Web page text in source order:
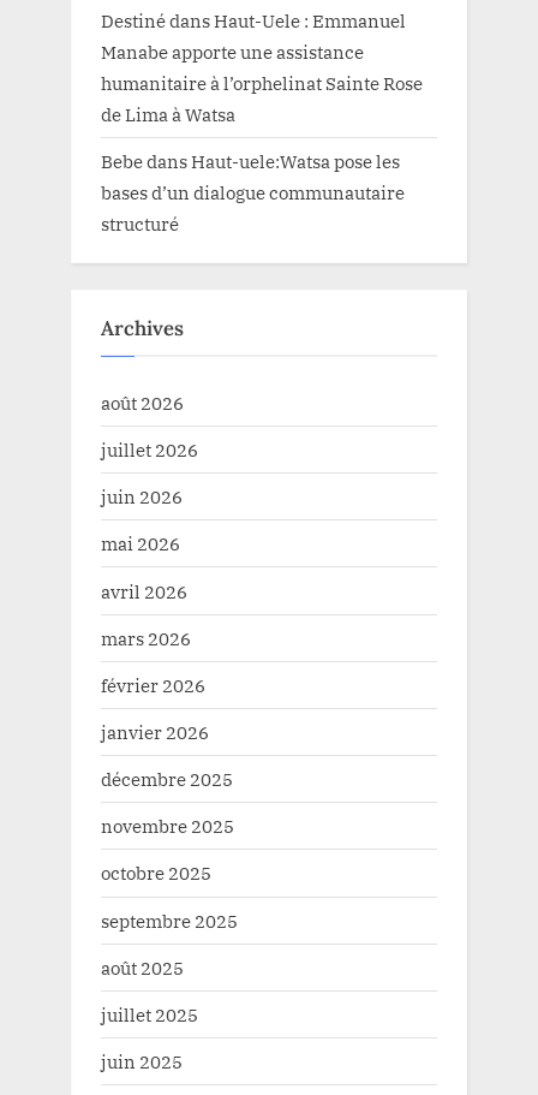
DestinédansHaut-Uele : Emmanuel
Manabe apporte une assistance
humanitaire à l’orphelinat Sainte Rose
de Lima à Watsa
BebedansHaut-uele:Watsa pose les
bases d’un dialogue communautaire
structuré
Archives
août 2026
juillet 2026
juin 2026
mai 2026
avril 2026
mars 2026
février 2026
janvier 2026
décembre 2025
novembre 2025
octobre 2025
septembre 2025
août 2025
juillet 2025
juin 2025